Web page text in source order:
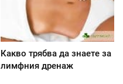
Какво трябва да знаете за
лимфния дренаж